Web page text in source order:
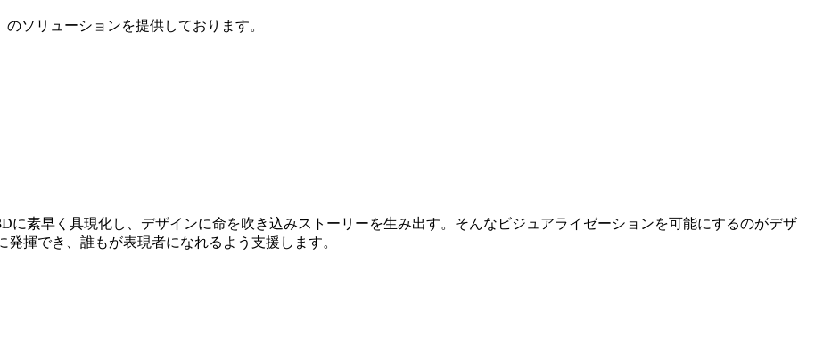
ソリューションを提供しております。
に素早く具現化し、デザインに命を吹き込みストーリーを生み出す。そんなビジュアライゼーションを可能にするのがデザ
揮でき、誰もが表現者になれるよう支援します。